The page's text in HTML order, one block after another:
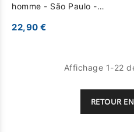
homme - São Paulo -
22,90 €
Affichage 1-22
RETOUR